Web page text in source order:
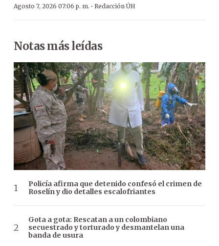
Agosto 7, 2026 07:06 p. m. · Redacción ÚH
Notas más leídas
Policía afirma que detenido confesó el crimen de
Roselín y dio detalles escalofriantes
Gota a gota: Rescatan a un colombiano
secuestrado y torturado y desmantelan una
banda de usura